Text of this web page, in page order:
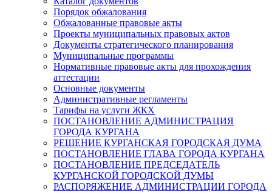
Порядок обжалования
Обжалованные правовые акты
Проекты муниципальных правовых актов
Документы стратегического планирования
Муниципальные программы
Нормативные правовые акты для прохождения
аттестации
Основные документы
Административные регламенты
Тарифы на услуги ЖКХ
ПОСТАНОВЛЕНИЕ АДМИНИСТРАЦИЯ
ГОРОДА КУРГАНА
РЕШЕНИЕ КУРГАНСКАЯ ГОРОДСКАЯ ДУМА
ПОСТАНОВЛЕНИЕ ГЛАВА ГОРОДА КУРГАНА
ПОСТАНОВЛЕНИЕ ПРЕДСЕДАТЕЛЬ
КУРГАНСКОЙ ГОРОДСКОЙ ДУМЫ
РАСПОРЯЖЕНИЕ АДМИНИСТРАЦИИ ГОРОДА